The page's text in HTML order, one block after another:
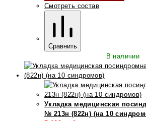
Смотреть состав
Сравнить
В наличии
Укладка медицинская
№ 213н (822н) (на 10